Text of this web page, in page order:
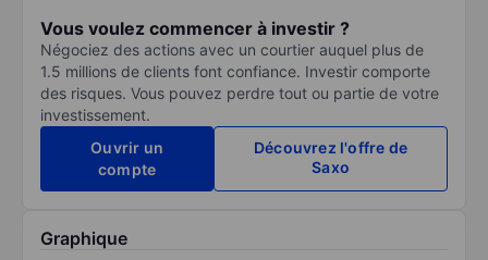
Vous voulez commencer à investir ?
Négociez des actions avec un courtier auquel plus de
1.5 millions de clients font confiance. Investir comporte
des risques. Vous pouvez perdre tout ou partie de votre
investissement.
Ouvrir un
compte
Découvrez l'offre de
Saxo
Graphique